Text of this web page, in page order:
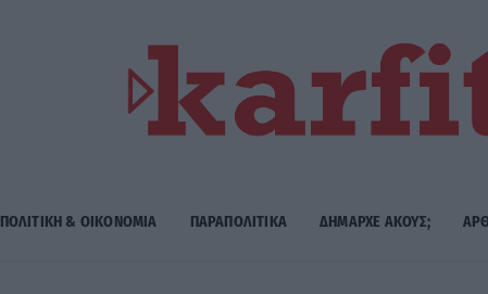
ΠΟΛΙΤΙΚΗ & ΟΙΚΟΝΟΜΙΑ ΠΑΡΑΠΟΛΙΤΙΚΑ ΔΗΜΑΡΧE ΑΚΟΥΣ;